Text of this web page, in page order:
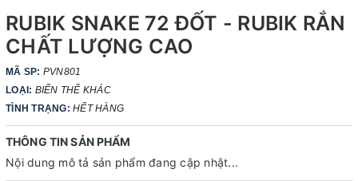
RUBIK SNAKE 72 ĐỐT - RUBIK RẮN
CHẤT LƯỢNG CAO
MÃ SP: PVN801
LOẠI: BIẾN THỂ KHÁC
TÌNH TRẠNG: HẾT HÀNG
THÔNG TIN SẢN PHẨM
Nội dung mô tả sản phẩm đang cập nhật...